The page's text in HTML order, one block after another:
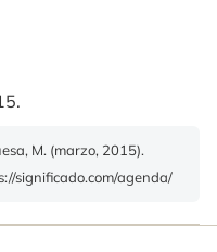
M. (marzo, 2015).
significado.com/agenda/